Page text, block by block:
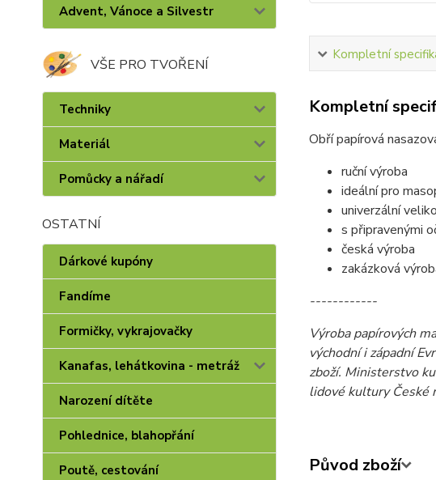
Advent, Vánoce a Silvestr
VŠE PRO TVOŘENÍ
Techniky
Materiál
Pomůcky a nářadí
OSTATNÍ
Dárkové kupóny
Fandíme
Formičky, vykrajovačky
Kanafas, lehátkovina - metráž
Narození dítěte
Pohlednice, blahopřání
Poutě, cestování
Kompletní
Kompletní
Obří papírová
ruční výroba
ideální pro
univerzální
s připravenými
česká výroba
zakázková
------------
Výroba papírových
východní i západní
zboží. Ministerstvo
lidové kultury České
Původ zboží